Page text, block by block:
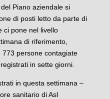
Piano aziendale si
di posti letto da parte di
ci pone nel livello
di riferimento,
persone contagiate
in sette giorni.
in questa settimana –
sanitario di Asl